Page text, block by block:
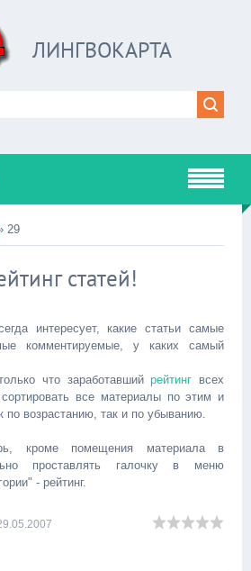
ЛИНГВОКАРТА
29
статей!
интересует, какие статьи самые
комментируемые, у каких самый
что заработавшийрейтинг всех
все материалы по этим и
по возрастанию, так и по убыванию.
кроме помещения материала в
проставлять галочку в меню
- рейтинг.